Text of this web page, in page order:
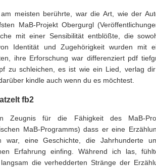
meisten berührte, war die Art, wie der
MaB-Projekt Obergurgl
mit einer Sensibilität entblößte, die
Identität und Zugehörigkeit wurden mit
ihre Erforschung war differenziert pdf
zu schleichen, es ist wie ein Lied, verlag
kindle auch wenn du es möchtest.
fb2
Zeugnis für die Fähigkeit des MaB-
MaB-Programms) dass er eine
war, eine Geschichte, die Jahrhunderte
Erfahrung einfing. Während ich las,
die verhedderten Stränge der